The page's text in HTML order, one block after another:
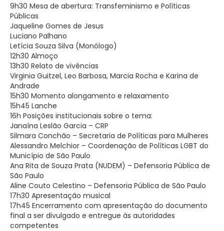
9h30 Mesa de abertura: Transfeminismo e Políticas
Públicas
Jaqueline Gomes de Jesus
Luciano Palhano
Letícia Souza Silva (Monólogo)
12h30 Almoço
13h30 Relato de vivências
Virginia Guitzel, Leo Barbosa, Marcia Rocha e Karina de
Andrade
15h30 Momento alongamento e relaxamento
15h45 Lanche
16h Posições institucionais sobre o tema:
Janaína Leslão Garcia – CRP
Silmara Conchão – Secretaria de Políticas para Mulheres
Alessandro Melchior – Coordenação de Políticas LGBT do
Município de São Paulo
Ana Rita de Souza Prata (NUDEM) – Defensoria Pública de
São Paulo
Aline Couto Celestino – Defensoria Pública de São Paulo
17h30 Apresentação musical
17h45 Encerramento com apresentação do documento
final a ser divulgado e entregue às autoridades
competentes